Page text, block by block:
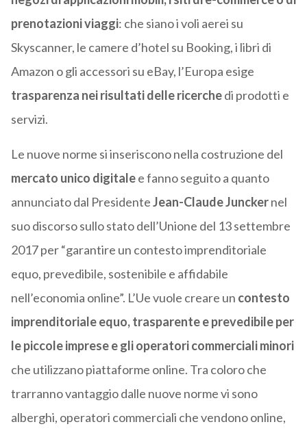
prenotazioni viaggi: che siano i voli aerei su
Skyscanner, le camere d’hotel su Booking, i libri di
Amazon o gli accessori su eBay, l’Europa esige
trasparenza nei risultati delle ricerchedi prodotti e
servizi.
Le nuove norme si inseriscono nella costruzione del
mercato unico digitalee fanno seguito a quanto
annunciato dal PresidenteJean-Claude Junckernel
suo discorso sullo stato dell’Unione del 13 settembre
2017 per “garantire un contesto imprenditoriale
equo, prevedibile, sostenibile e affidabile
nell’economia online”. L’Ue vuole creare un contesto
imprenditoriale equo, trasparente e prevedibile per
le piccole imprese e gli operatori commerciali minori
che utilizzano piattaforme online. Tra coloro che
trarranno vantaggio dalle nuove norme vi sono
alberghi, operatori commerciali che vendono online,